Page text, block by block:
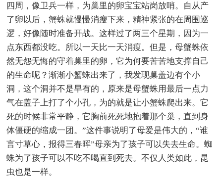
四周，像卫兵一样，为巢里的卵宝宝站岗放哨。自从产
了卵以后，蟹蛛就慢慢消瘦下来，精神紧张的在周围巡
逻，好像随时准备开战。这样过了两三个星期，因为一
点东西都没吃。所以一天比一天消瘦。但是，母蟹蛛依
然无怨无悔的守着巢里的卵，它为何要苦苦地支撑自己
的生命呢？渐渐小蟹蛛出来了，我发现巢盖边有个小
洞，这个洞并不是早有的，原来是母蟹蛛用最后一点力
气在盖子上打了个小孔，为的就是让小蟹蛛爬出来。它
死的时候非常平静，它胸前死死地抱着那个巢，直到身
体僵硬的缩成一团。”这件事说明了母爱是伟大的，“谁
言寸草心，报得三春晖”母亲为了孩子可以失去生命。蜘
蛛为了孩子可以不吃不喝直到死去。不仅人类如此，昆
虫也是一样。